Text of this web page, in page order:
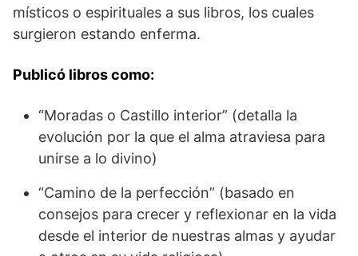
místicos o espirituales a sus libros, los cuales
surgieron estando enferma.
Publicó libros como:
“Moradas o Castillo interior” (detalla la
evolución por la que el alma atraviesa para
unirse a lo divino)
“Camino de la perfección” (basado en
consejos para crecer y reflexionar en la vida
desde el interior de nuestras almas y ayudar